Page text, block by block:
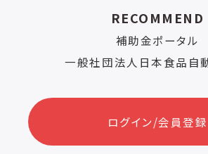
RECOMMEND
補助金ポータル
一般社団法人日本食品自
ログイン/会員登録